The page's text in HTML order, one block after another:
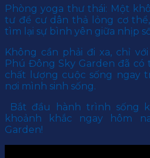
Phòng yoga thư thái: Một
tư để cư dân thả lỏng cơ
tìm lại sự bình yên giữa nhịp
Không cần phải đi xa, chỉ
Phú Đông Sky Garden đã có
chất lượng cuộc sống ngay
nơi mình sinh sống.
Bắt đầu hành trình sống
khoảnh khắc ngay hôm
Garden!